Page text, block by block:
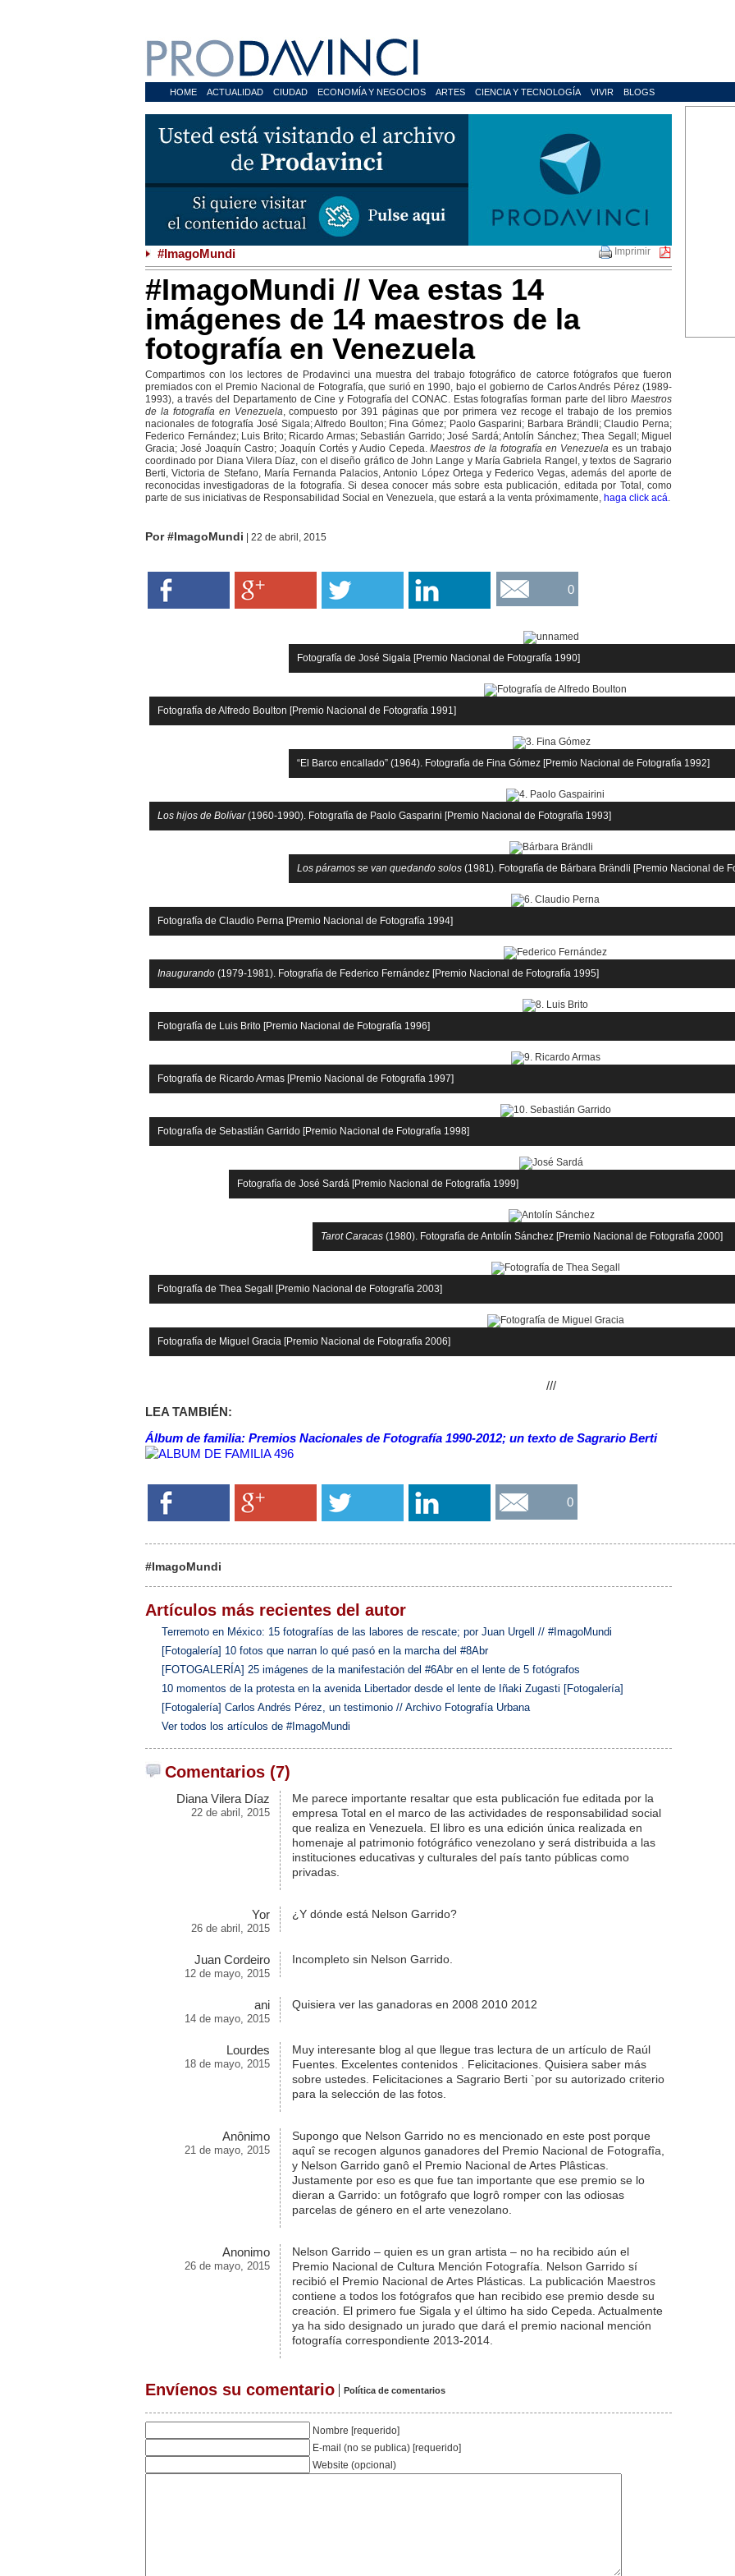
HOME ACTUALIDAD CIUDAD ECONOMÍA Y NEGOCIOS ARTES CIENCIA Y TECNOLOGÍA VIVIR BLOGS
#ImagoMundi Imprimir
#ImagoMundi // Vea estas 14
imágenes de 14 maestros de la
fotografía en Venezuela
Compartimos con los lectores de Prodavinci una muestra del trabajo fotográfico de catorce fotógrafos que fueron
premiados con el Premio Nacional de Fotografía, que surió en 1990, bajo el gobierno de Carlos Andrés Pérez (1989-
1993), a través del Departamento de Cine y Fotografía del CONAC. Estas fotografías forman parte del libro Maestros
de la fotografía en Venezuela, compuesto por 391 páginas que por primera vez recoge el trabajo de los premios
nacionales de fotografía José Sigala; Alfredo Boulton; Fina Gómez; Paolo Gasparini; Barbara Brändli; Claudio Perna;
Federico Fernández; Luis Brito; Ricardo Armas; Sebastián Garrido; José Sardá; Antolín Sánchez; Thea Segall; Miguel
Gracia; José Joaquín Castro; Joaquín Cortés y Audio Cepeda.Maestros de la fotografía en Venezuela es un trabajo
coordinado por Diana Vilera Díaz, con el diseño gráfico de John Lange y María Gabriela Rangel, y textos de Sagrario
Berti, Victoria de Stefano, María Fernanda Palacios, Antonio López Ortega y Federico Vegas, además del aporte de
reconocidas investigadoras de la fotografía. Si desea conocer más sobre esta publicación, editada por Total, como
parte de sus iniciativas de Responsabilidad Social en Venezuela, que estará a la venta próximamente, haga click acá.
Por #ImagoMundi 22 de abril, 2015
0
Fotografía de José Sigala [Premio Nacional de Fotografía 1990]
Fotografía de Alfredo Boulton [Premio Nacional de Fotografía 1991]
“El Barco encallado” (1964). Fotografía de Fina Gómez [Premio Nacional de Fotografía 1992]
Los hijos de Bolívar(1960-1990). Fotografía de Paolo Gasparini [Premio Nacional de Fotografía 1993]
Los páramos se van quedando solos (1981). Fotografía de Bárbara Brändli [Premio Nacional de
Fotografía de Claudio Perna [Premio Nacional de Fotografía 1994]
Inaugurando (1979-1981). Fotografía de Federico Fernández [Premio Nacional de Fotografía 1995]
Fotografía de Luis Brito [Premio Nacional de Fotografía 1996]
Fotografía de Ricardo Armas [Premio Nacional de Fotografía 1997]
Fotografía de Sebastián Garrido [Premio Nacional de Fotografía 1998]
Fotografía de José Sardá [Premio Nacional de Fotografía 1999]
Tarot Caracas(1980). Fotografía de Antolín Sánchez [Premio Nacional de Fotografía 2000]
Fotografía de Thea Segall [Premio Nacional de Fotografía 2003]
Fotografía de Miguel Gracia [Premio Nacional de Fotografía 2006]
///
LEA TAMBIÉN:
Álbum de familia: Premios Nacionales de Fotografía 1990-2012; un texto de Sagrario Berti
0
#ImagoMundi
Artículos más recientes del autor
Terremoto en México: 15 fotografías de las labores de rescate; por Juan Urgell // #ImagoMundi
[Fotogalería] 10 fotos que narran lo qué pasó en la marcha del #8Abr
[FOTOGALERÍA] 25 imágenes de la manifestación del #6Abr en el lente de 5 fotógrafos
10 momentos de la protesta en la avenida Libertador desde el lente de Iñaki Zugasti [Fotogalería]
[Fotogalería] Carlos Andrés Pérez, un testimonio // Archivo Fotografía Urbana
Ver todos los artículos de #ImagoMundi
Comentarios (7)
Diana Vilera Díaz
22 de abril, 2015
Me parece importante resaltar que esta publicación fue editada por la
empresa Total en el marco de las actividades de responsabilidad social
que realiza en Venezuela. El libro es una edición única realizada en
homenaje al patrimonio fotógráfico venezolano y será distribuida a las
instituciones educativas y culturales del país tanto públicas como
privadas.
Yor
26 de abril, 2015
¿Y dónde está Nelson Garrido?
Juan Cordeiro
12 de mayo, 2015
Incompleto sin Nelson Garrido.
ani
14 de mayo, 2015
Quisiera ver las ganadoras en 2008 2010 2012
Lourdes
18 de mayo, 2015
Muy interesante blog al que llegue tras lectura de un artículo de Raúl
Fuentes. Excelentes contenidos . Felicitaciones. Quisiera saber más
sobre ustedes. Felicitaciones a Sagrario Berti `por su autorizado criterio
para la selección de las fotos.
Anônimo
21 de mayo, 2015
Supongo que Nelson Garrido no es mencionado en este post porque
aquî se recogen algunos ganadores del Premio Nacional de Fotografîa,
y Nelson Garrido ganô el Premio Nacional de Artes Plâsticas.
Justamente por eso es que fue tan importante que ese premio se lo
dieran a Garrido: un fotôgrafo que logrô romper con las odiosas
parcelas de género en el arte venezolano.
Anonimo
26 de mayo, 2015
Nelson Garrido – quien es un gran artista – no ha recibido aún el
Premio Nacional de Cultura Mención Fotografía. Nelson Garrido sí
recibió el Premio Nacional de Artes Plásticas. La publicación Maestros
contiene a todos los fotógrafos que han recibido ese premio desde su
creación. El primero fue Sigala y el último ha sido Cepeda. Actualmente
ya ha sido designado un jurado que dará el premio nacional mención
fotografía correspondiente 2013-2014.
Envíenos su comentario Política de comentarios
Nombre [requerido]
E-mail (no se publica) [requerido]
Website (opcional)